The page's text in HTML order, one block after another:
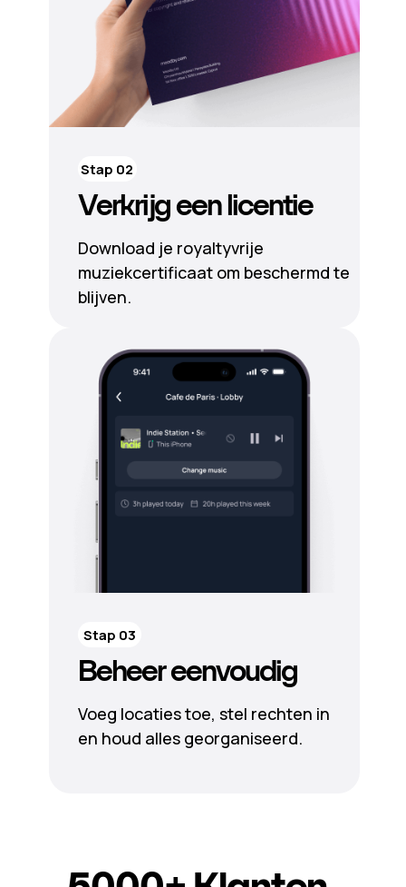
Verkrijg een licentie
Download je royaltyvrije
muziekcertificaat om beschermd te
blijven.
Stap 02
Beheer eenvoudig
Voeg locaties toe, stel rechten in
en houd alles georganiseerd.
Stap 03